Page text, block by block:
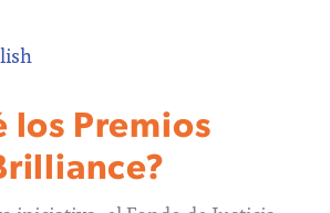
los Premios